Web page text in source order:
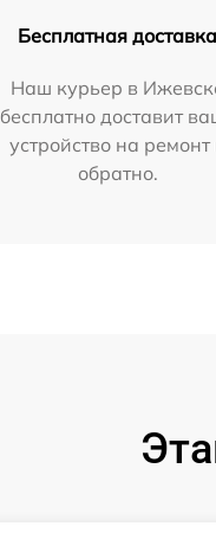
Бесплатная доставка
Наш курьер в
бесплатно доставит
устройство на ремонт
обратно.